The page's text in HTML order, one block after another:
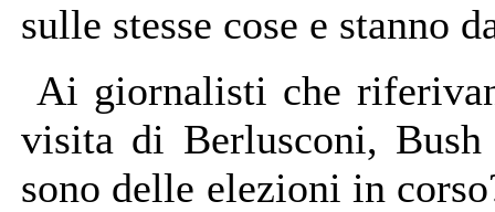
sulle stesse cose e stanno
Ai giornalisti che
visita di Berlusconi,
sono delle elezioni in